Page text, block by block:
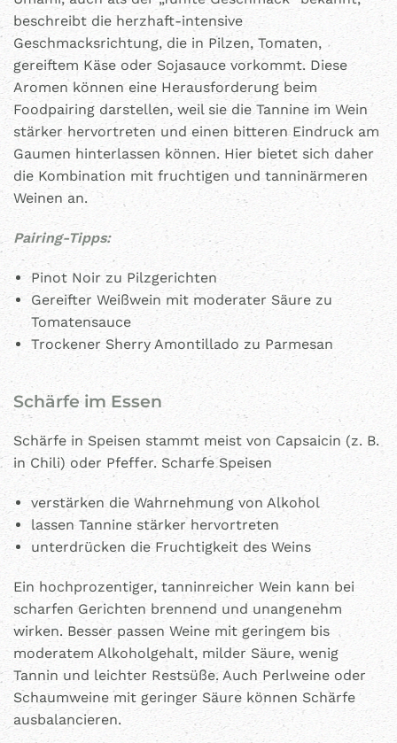
beschreibt die herzhaft-intensive
Geschmacksrichtung, die in Pilzen, Tomaten,
gereiftem Käse oder Sojasauce vorkommt. Diese
Aromen können eine Herausforderung beim
Foodpairing darstellen, weil sie die Tannine im Wein
stärker hervortreten und einen bitteren Eindruck am
Gaumen hinterlassen können. Hier bietet sich daher
die Kombination mit fruchtigen und tanninärmeren
Weinen an.
Pairing-Tipps:
Pinot Noir zu Pilzgerichten
Gereifter Weißwein mit moderater Säure zu
Tomatensauce
Trockener Sherry Amontillado zu Parmesan
Schärfe im Essen
Schärfe in Speisen stammt meist von Capsaicin (z. B.
in Chili) oder Pfeffer. Scharfe Speisen
verstärken die Wahrnehmung von Alkohol
lassen Tannine stärker hervortreten
unterdrücken die Fruchtigkeit des Weins
Ein hochprozentiger, tanninreicher Wein kann bei
scharfen Gerichten brennend und unangenehm
wirken. Besser passen Weine mit geringem bis
moderatem Alkoholgehalt, milder Säure, wenig
Tannin und leichter Restsüße. Auch Perlweine oder
Schaumweine mit geringer Säure können Schärfe
ausbalancieren.